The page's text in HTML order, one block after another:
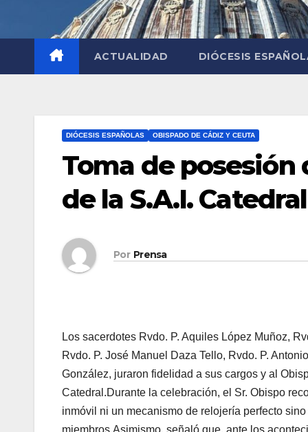
ACTUALIDAD DIÓCESIS
DIÓCESIS ESPAÑOLAS OBISPADO DE CÁDIZ Y CEUTA
Toma de posesión
de la S.A.I.
Por Prensa
Los sacerdotes Rvdo. P. Aquiles López Muñoz,
Rvdo. P. José Manuel Daza Tello, Rvdo. P.
González, juraron fidelidad a sus cargos y al
Catedral.Durante la celebración, el Sr. Obispo
inmóvil ni un mecanismo de relojería perfecto
miembros.Asimismo, señaló que, ante los